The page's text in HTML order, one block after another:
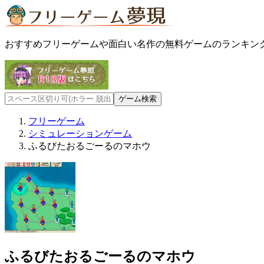
おすすめフリーゲームや面白い名作の無料ゲームのランキン
フリーゲーム
シミュレーションゲーム
ふるびたおるごーるのマホウ
ふるびたおるごーるのマホウ